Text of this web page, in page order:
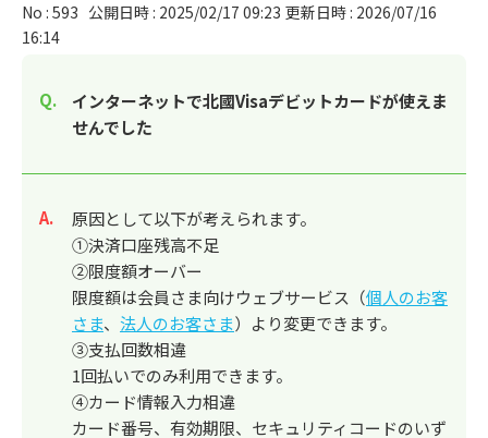
No : 593 公開日時 : 2025/02/17 09:23 更新日時 : 2026/07/16
16:14
インターネットで北國Visaデビットカードが使えま
せんでした
回答
原因として以下が考えられます。
①決済口座残高不足
②限度額オーバー
限度額は会員さま向けウェブサービス（個人のお客
さま、 法人のお客さま）より変更できます。
③支払回数相違
1回払いでのみ利用できます。
④カード情報入力相違
カード番号、有効期限、セキュリティコードのいず